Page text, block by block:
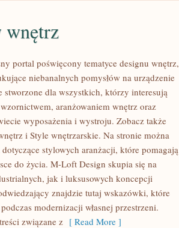
wnętrz
portal poświęcony tematyce designu wnętrz,
niebanalnych pomysłów na urządzenie
stworzone dla wszystkich, którzy interesują
aranżowaniem wnętrz oraz
wyposażenia i wystroju. Zobacz także
i Style wnętrzarskie. Na stronie można
stylowych aranżacji, które pomagają
do życia. M-Loft Design skupia się na
jak i luksusowych koncepcji
znajdzie tutaj wskazówki, które
modernizacji własnej przestrzeni.
związane z [ Read More ]